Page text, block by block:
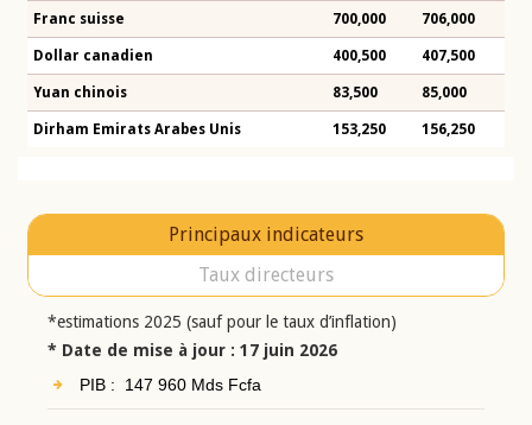
Franc suisse 700,000 706,000
Dollar canadien 400,500 407,500
Yuan chinois 83,500 85,000
Dirham Emirats Arabes Unis 153,250 156,250
Principaux indicateurs
Taux directeurs
*estimations 2025 (sauf pour le taux d’inflation)
* Date de mise à jour : 17 juin 2026
PIB : 147 960 Mds Fcfa